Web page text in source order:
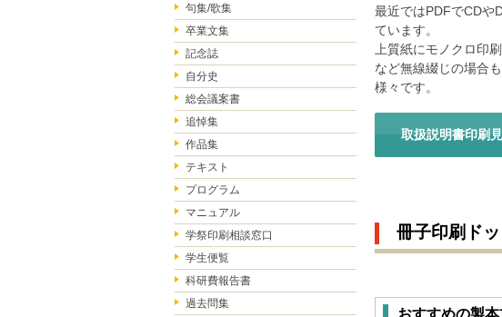
最近ではPDFでCDや
ています。
上質紙にモノクロ印
など無線綴じの場合
様々です。
取扱説明書印刷
冊子印刷ド
おすすめの製本
句集/歌集
卒業文集
記念誌
自分史
総会議案書
追悼集
作品集
テキスト
プログラム
マニュアル
学祭印刷相談窓口
学生便覧
科研費報告書
過去問集